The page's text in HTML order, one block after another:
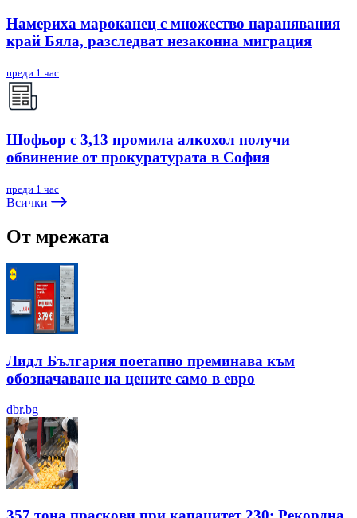
Намериха мароканец с множество наранявания
край Бяла, разследват незаконна миграция
преди 1 час
Шофьор с 3,13 промила алкохол получи
обвинение от прокуратурата в София
преди 1 час
Всички
От мрежата
Лидл България поетапно преминава към
обозначаване на цените само в евро
dbr.bg